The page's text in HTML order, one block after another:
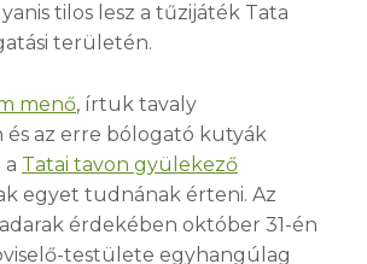
tilos lesz a tűzijáték Tata
területén.
menő, írtuk tavaly
és az erre bólogató kutyák
Tatai tavon gyülekező
egyet tudnának érteni. Az
érdekében október 31-én
testülete egyhangúlag